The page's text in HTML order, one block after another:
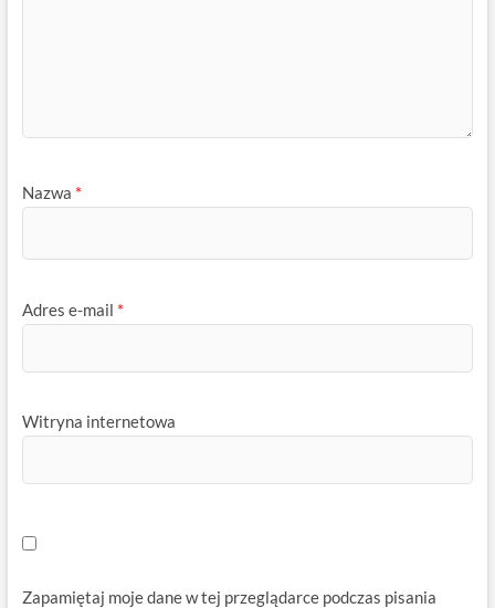
Nazwa *
Adres e-mail *
Witryna internetowa
Zapamiętaj moje dane w tej przeglądarce podczas pisania